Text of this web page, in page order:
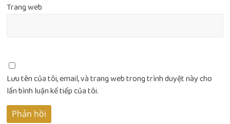
Trang web
Lưu tên của tôi, email, và trang web trong trình duyệt này cho
lần bình luận kế tiếp của tôi.